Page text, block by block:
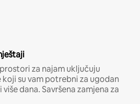
za najam uključuju
koji su vam potrebni za ugodan
dana. Savršena zamjena za